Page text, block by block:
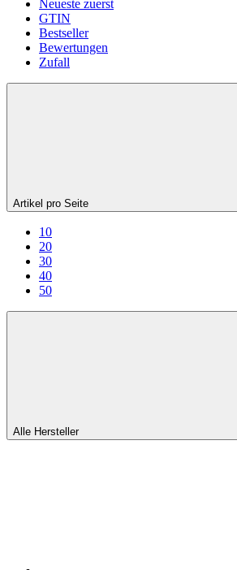
Neueste zuerst
GTIN
Bestseller
Bewertungen
Zufall
Artikel pro Seite
10
20
30
40
50
Alle Hersteller